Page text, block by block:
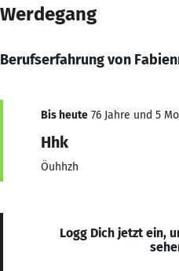
Werdegang
Berufserfahrung von
Bis heute 76 Jahre und 5
Hhk
Öuhhzh
Logg Dich jetzt ein,